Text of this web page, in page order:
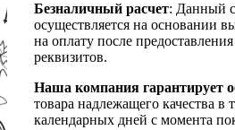
Безналичный расчет: Данный
осуществляется на основании
на оплату после
реквизитов.
Наша компания гарантирует
товара надлежащего качества в
календарных дней с момента